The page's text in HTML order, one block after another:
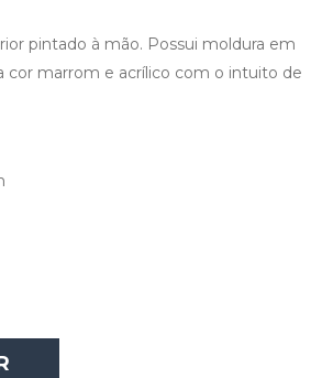
pintado à mão. Possui moldura em
cor marrom e acrílico com o intuito de